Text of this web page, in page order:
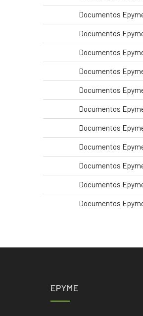
Documentos
Documentos
Documentos
Documentos
Documentos
Documentos
Documentos
Documentos
Documentos
Documentos
Documentos
EPYME